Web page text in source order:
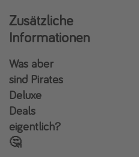
Zusätzliche
Informationen
Was aber
sind Pirates
Deluxe
Deals
eigentlich?
🤔